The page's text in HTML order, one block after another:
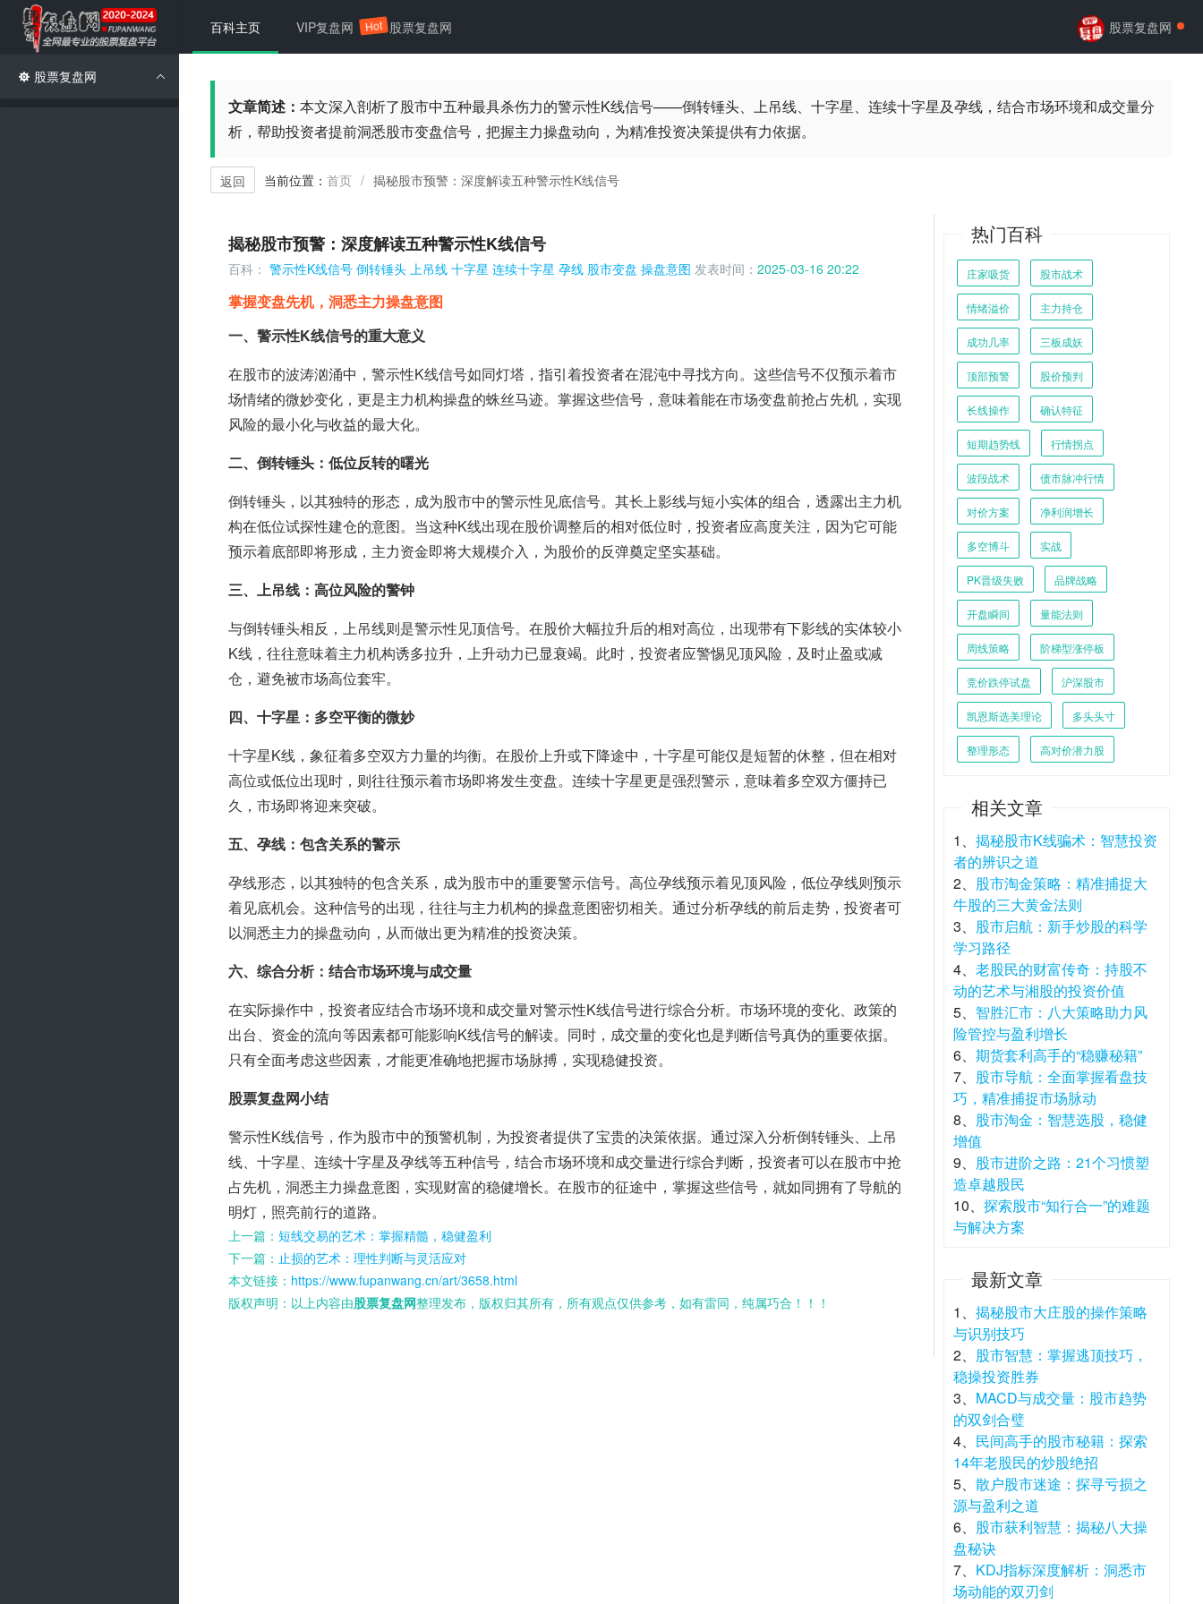
文章简述： 本文深入剖析了股市中五种最具杀伤力的警示性K线信号——倒转锤头、上吊线、十字星、连续十字星及孕线，结合市场环境和成交量分
析，帮助投资者提前洞悉股市变盘信号，把握主力操盘动向，为精准投资决策提供有力依据。
返回 当前位置： 首页 / 揭秘股市预警：深度解读五种警示性K线信号
揭秘股市预警：深度解读五种警示性K线信号
百科： 警示性K线信号 倒转锤头 上吊线 十字星 连续十字星 孕线 股市变盘 操盘意图 发表时间： 2025-03-16 20:22
掌握变盘先机，洞悉主力操盘意图
一、警示性K线信号的重大意义
在股市的波涛汹涌中，警示性K线信号如同灯塔，指引着投资者在混沌中寻找方向。这些信号不仅预示着市
场情绪的微妙变化，更是主力机构操盘的蛛丝马迹。掌握这些信号，意味着能在市场变盘前抢占先机，实现
风险的最小化与收益的最大化。
二、倒转锤头：低位反转的曙光
倒转锤头，以其独特的形态，成为股市中的警示性见底信号。其长上影线与短小实体的组合，透露出主力机
构在低位试探性建仓的意图。当这种K线出现在股价调整后的相对低位时，投资者应高度关注，因为它可能
预示着底部即将形成，主力资金即将大规模介入，为股价的反弹奠定坚实基础。
三、上吊线：高位风险的警钟
与倒转锤头相反，上吊线则是警示性见顶信号。在股价大幅拉升后的相对高位，出现带有下影线的实体较小
K线，往往意味着主力机构诱多拉升，上升动力已显衰竭。此时，投资者应警惕见顶风险，及时止盈或减
仓，避免被市场高位套牢。
四、十字星：多空平衡的微妙
十字星K线，象征着多空双方力量的均衡。在股价上升或下降途中，十字星可能仅是短暂的休整，但在相对
高位或低位出现时，则往往预示着市场即将发生变盘。连续十字星更是强烈警示，意味着多空双方僵持已
久，市场即将迎来突破。
五、孕线：包含关系的警示
孕线形态，以其独特的包含关系，成为股市中的重要警示信号。高位孕线预示着见顶风险，低位孕线则预示
着见底机会。这种信号的出现，往往与主力机构的操盘意图密切相关。通过分析孕线的前后走势，投资者可
以洞悉主力的操盘动向，从而做出更为精准的投资决策。
六、综合分析：结合市场环境与成交量
在实际操作中，投资者应结合市场环境和成交量对警示性K线信号进行综合分析。市场环境的变化、政策的
出台、资金的流向等因素都可能影响K线信号的解读。同时，成交量的变化也是判断信号真伪的重要依据。
只有全面考虑这些因素，才能更准确地把握市场脉搏，实现稳健投资。
股票复盘网小结
警示性K线信号，作为股市中的预警机制，为投资者提供了宝贵的决策依据。通过深入分析倒转锤头、上吊
线、十字星、连续十字星及孕线等五种信号，结合市场环境和成交量进行综合判断，投资者可以在股市中抢
占先机，洞悉主力操盘意图，实现财富的稳健增长。在股市的征途中，掌握这些信号，就如同拥有了导航的
明灯，照亮前行的道路。
上一篇： 短线交易的艺术：掌握精髓，稳健盈利
下一篇： 止损的艺术：理性判断与灵活应对
本文链接： https://www.fupanwang.cn/art/3658.html
版权声明：以上内容由股票复盘网整理发布，版权归其所有，所有观点仅供参考，如有雷同，纯属巧合！！！
热门百科
庄家吸货 股市战术
情绪溢价 主力持仓
成功几率 三板成妖
顶部预警 股价预判
长线操作 确认特征
短期趋势线 行情拐点
波段战术 债市脉冲行情
对价方案 净利润增长
多空博斗 实战
PK晋级失败 品牌战略
开盘瞬间 量能法则
周线策略 阶梯型涨停板
竞价跌停试盘 沪深股市
凯恩斯选美理论 多头头寸
整理形态 高对价潜力股
相关文章
1、 揭秘股市K线骗术：智慧投资
者的辨识之道
2、 股市淘金策略：精准捕捉大
牛股的三大黄金法则
3、 股市启航：新手炒股的科学
学习路径
4、 老股民的财富传奇：持股不
动的艺术与湘股的投资价值
5、 智胜汇市：八大策略助力风
险管控与盈利增长
6、 期货套利高手的“稳赚秘籍”
7、 股市导航：全面掌握看盘技
巧，精准捕捉市场脉动
8、 股市淘金：智慧选股，稳健
增值
9、 股市进阶之路：21个习惯塑
造卓越股民
10、 探索股市“知行合一”的难题
与解决方案
最新文章
1、 揭秘股市大庄股的操作策略
与识别技巧
2、 股市智慧：掌握逃顶技巧，
稳操投资胜券
3、 MACD与成交量：股市趋势
的双剑合璧
4、 民间高手的股市秘籍：探索
14年老股民的炒股绝招
5、 散户股市迷途：探寻亏损之
源与盈利之道
6、 股市获利智慧：揭秘八大操
盘秘诀
7、 KDJ指标深度解析：洞悉市
场动能的双刃剑
百科主页 VIP复盘网 Hot 股票复盘网 股票复盘网
股票复盘网